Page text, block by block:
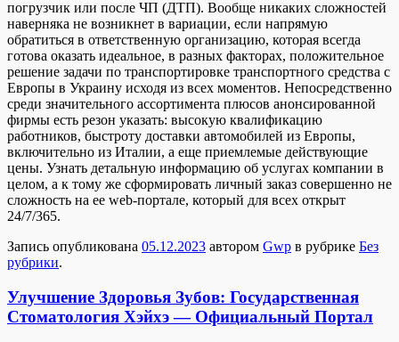
погрузчик или после ЧП (ДТП). Вообще никаких сложностей
наверняка не возникнет в вариации, если напрямую
обратиться в ответственную организацию, которая всегда
готова оказать идеальное, в разных факторах, положительное
решение задачи по транспортировке транспортного средства с
Европы в Украину исходя из всех моментов. Непосредственно
среди значительного ассортимента плюсов анонсированной
фирмы есть резон указать: высокую квалификацию
работников, быстроту доставки автомобилей из Европы,
включительно из Италии, а еще приемлемые действующие
цены. Узнать детальную информацию об услугах компании в
целом, а к тому же сформировать личный заказ совершенно не
сложность на ее web-портале, который для всех открыт
24/7/365.
Запись опубликована 05.12.2023 автором Gwp в рубрике Без
рубрики.
Улучшение Здоровья Зубов: Государственная
Стоматология Хэйхэ — Официальный Портал